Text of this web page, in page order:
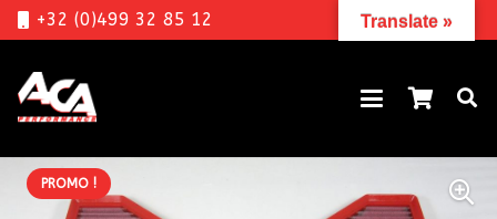
+32 (0)499 32 85 12
PROMO !
Translate »